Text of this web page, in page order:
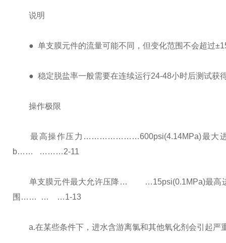
说明
● 单支膜元件的流量可能不同，但变化范围不会超过
● 稳定脱盐率一般需要在连续运行24-48小时后测试获
操作极限
最高操作压力…………………600psi(4.14MPa)最大
b…… ………2-11
单支膜元件最大允许压降… …15psi(0.1MPa)
围…… … …1-13
a.在某些条件下，进水含游离氯和其他氧化剂会引起严